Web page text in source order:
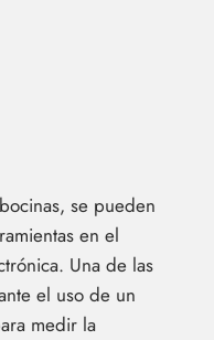
se pueden
en el
Una de las
el uso de un
medir la